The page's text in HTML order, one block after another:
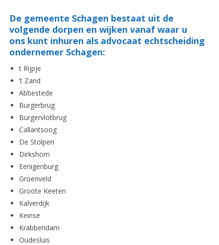
De gemeente Schagen bestaat uit de
volgende dorpen en wijken vanaf waar u
ons kunt inhuren als advocaat echtscheiding
ondernemer Schagen:
t Rijpje
’t Zand
Abbestede
Burgerbrug
Burgervlotbrug
Callantsoog
De Stolpen
Dirkshorn
Eenigenburg
Groenveld
Groote Keeten
Kalverdijk
Keinse
Krabbendam
Oudesluis